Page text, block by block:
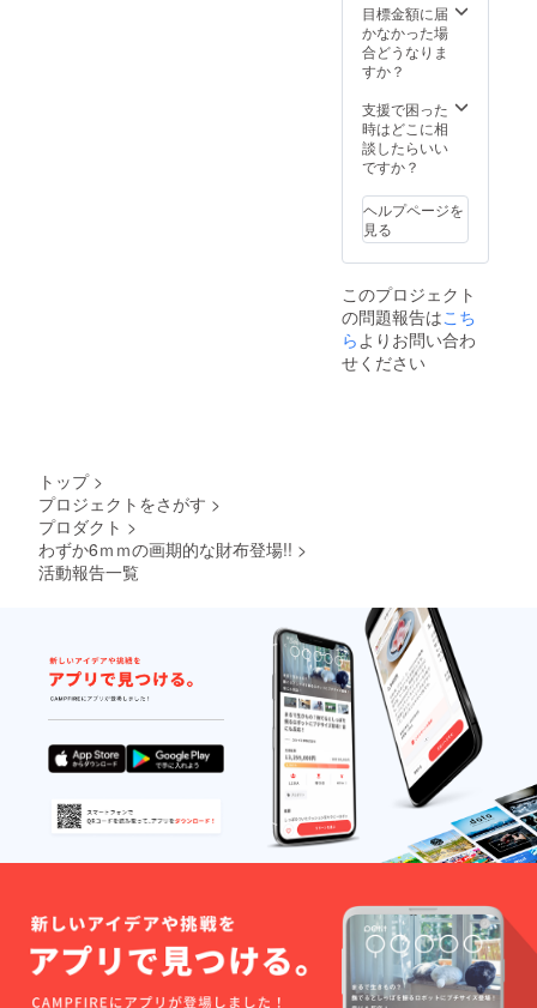
目標金額に届
かなかった場
合どうなりま
すか？
支援で困った
時はどこに相
談したらいい
ですか？
ヘルプページを
見る
このプロジェクト
の問題報告はこち
ら よりお問い合わ
せください
トップ >
プロジェクトをさがす >
プロダクト >
わずか6ｍｍの画期的な財布登場!! >
活動報告一覧